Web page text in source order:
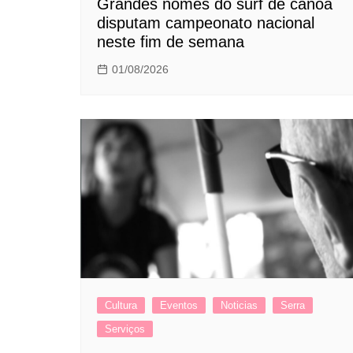
Grandes nomes do surf de canoa
disputam campeonato nacional
neste fim de semana
01/08/2026
Cultura Eventos Noticias
Serra
Serviços